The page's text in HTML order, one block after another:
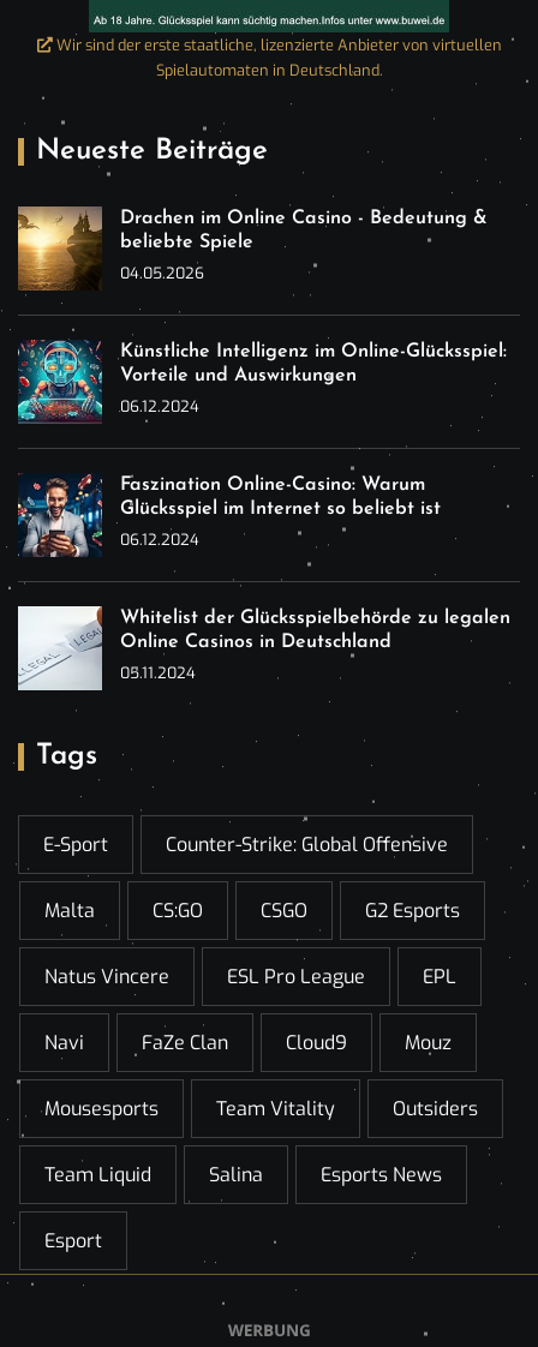
Wir sind der erste staatliche, lizenzierte Anbieter von virtuellen
Spielautomaten in Deutschland.
Neueste Beiträge
Drachen im Online Casino - Bedeutung &
beliebte Spiele
04.05.2026
Künstliche Intelligenz im Online-Glücksspiel:
Vorteile und Auswirkungen
06.12.2024
Faszination Online-Casino: Warum
Glücksspiel im Internet so beliebt ist
06.12.2024
Whitelist der Glücksspielbehörde zu legalen
Online Casinos in Deutschland
05.11.2024
Tags
E-Sport Counter-Strike: Global Offensive
Malta CS:GO CSGO G2 Esports
Natus Vincere ESL Pro League EPL
Navi FaZe Clan Cloud9 Mouz
Mousesports Team Vitality Outsiders
Team Liquid Salina Esports News
Esport